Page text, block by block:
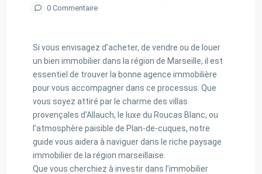
0 Commentaire
Si vous envisagez d’acheter, de vendre ou de louer
un bien immobilier dans la région de Marseille, il est
essentiel de trouver la bonne agence immobilière
pour vous accompagner dans ce processus. Que
vous soyez attiré par le charme des villas
provençales d’Allauch, le luxe du Roucas Blanc, ou
l’atmosphère paisible de Plan-de-cuques, notre
guide vous aidera à naviguer dans le riche paysage
immobilier de la région marseillaise.
Que vous cherchiez à investir dans l’immobilier